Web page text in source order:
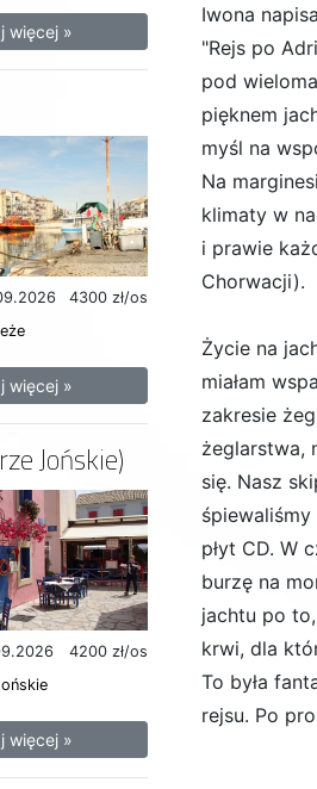
Iwona
"Rejs po
pod
pięknem
myśl na
Na
klimaty w
i prawie
Chorwacji).
Życie na
miałam
zakresie
żeglarstwa,
się. Nasz
płyt CD. W
burzę na
jachtu po
krwi, dla
To była
rejsu. Po
więcej »
4300 zł/os
więcej »
Jońskie)
4200 zł/os
więcej »